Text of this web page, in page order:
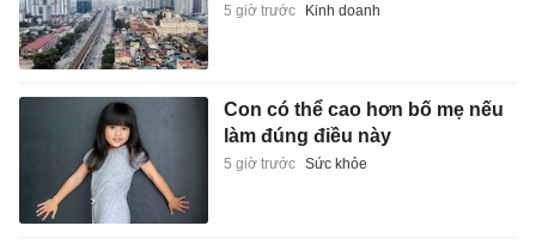
5 giờ trước Kinh doanh
Con có thể cao hơn bố mẹ nếu
làm đúng điều này
5 giờ trước Sức khỏe